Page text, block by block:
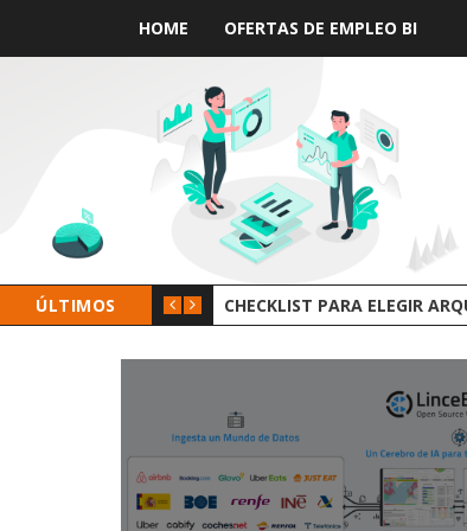
HOME OFERTAS DE EMPLEO BI
ÚLTIMOS GROOT AI LINCEBI: LA